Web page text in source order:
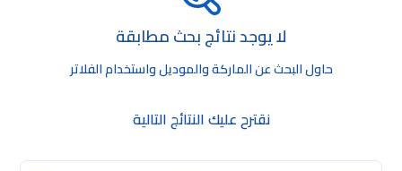
لا يوجد نتائج بحث مطابقة
حاول البحث عن الماركة والموديل واستخدام الفلاتر
نقترح عليك النتائج التالية